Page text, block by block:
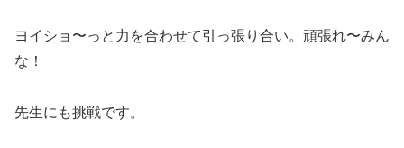
ヨイショ〜っと力を合わせて引っ張り合い。頑張れ〜みん
な！
先生にも挑戦です。